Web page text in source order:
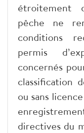
étroitement
pêche ne
conditions
permis
concernés
classification
ou sans
directives du